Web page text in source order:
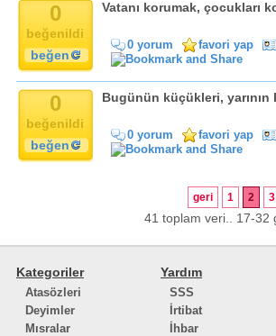
0
beğenildi
beğen
Vatanı korumak, çocukları
0 yorum favori yap
0
beğenildi
beğen
Bugünün küçükleri,
0 yorum favori yap
geri 1 2 3
41 toplam veri.. 17-32
Kategoriler
Atasözleri
Deyimler
Mısralar
Yardım
SSS
İrtibat
İhbar